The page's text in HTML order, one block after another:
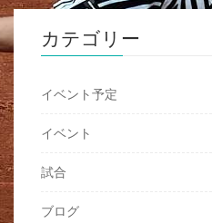
カテゴリー
イベント予定
イベント
試合
ブログ